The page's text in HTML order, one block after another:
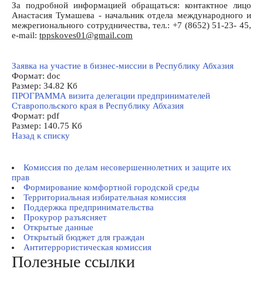
За подробной информацией обращаться: контактное лицо
Анастасия Тумашева - начальник отдела международного и
межрегионального сотрудничества, тел.: +7 (8652) 51-23- 45,
e-mail: tppskoves01@gmail.com
Заявка на участие в бизнес-миссии в Республику Абхазия
Формат: doc
Размер: 34.82 Кб
ПРОГРАММА визита делегации предпринимателей
Ставропольского края в Республику Абхазия
Формат: pdf
Размер: 140.75 Кб
Назад к списку
Комиссия по делам несовершеннолетних и защите их
прав
Формирование комфортной городской среды
Территориальная избирательная комиссия
Поддержка предпринимательства
Прокурор разъясняет
Открытые данные
Открытый бюджет для граждан
Антитеррористическая комиссия
Полезные ссылки